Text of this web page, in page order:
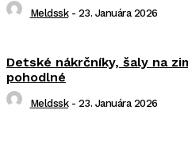
Meldssk - 23. Januára 2026
Detské nákrčníky, šaly na
pohodlné
Meldssk - 23. Januára 2026